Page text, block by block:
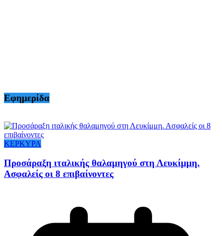
Εφημερίδα
ΚΕΡΚΥΡΑ
Προσάραξη ιταλικής θαλαμηγού στη Λευκίμμη.
Ασφαλείς οι 8 επιβαίνοντες